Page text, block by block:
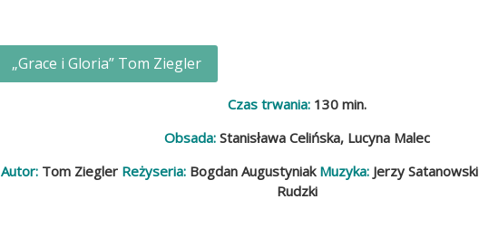
„Grace i Gloria” Tom Ziegler
Czas trwania: 130 min.
Obsada: Stanisława Celińska, Lucyna Malec
Autor: Tom Ziegler Reżyseria: Bogdan Augustyniak Muzyka: Jerzy Satanowski
Rudzki